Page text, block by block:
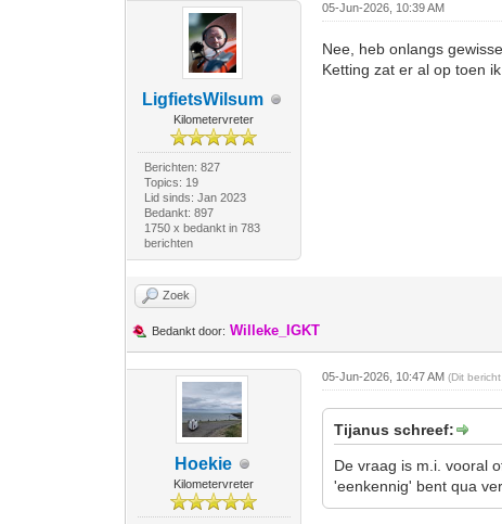
LigfietsWilsum
Kilometervreter
Berichten: 827
Topics: 19
Lid sinds: Jan 2023
Bedankt: 897
1750 x bedankt in 783
berichten
05-Jun-2026, 10:39 AM
Nee, heb onlangs
Ketting zat er al op toen
Zoek
Bedankt door: Willeke_IGKT
Hoekie
Kilometervreter
05-Jun-2026, 10:47 AM(Dit
Tijanus schreef:
De vraag is m.i. vooral
'eenkennig' bent qua